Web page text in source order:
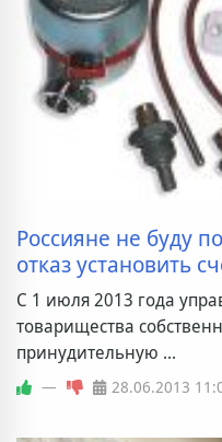
Россияне не буду
отказ установить
С 1 июля 2013 года
товарищества
принудительную ...
— 28.06.2013